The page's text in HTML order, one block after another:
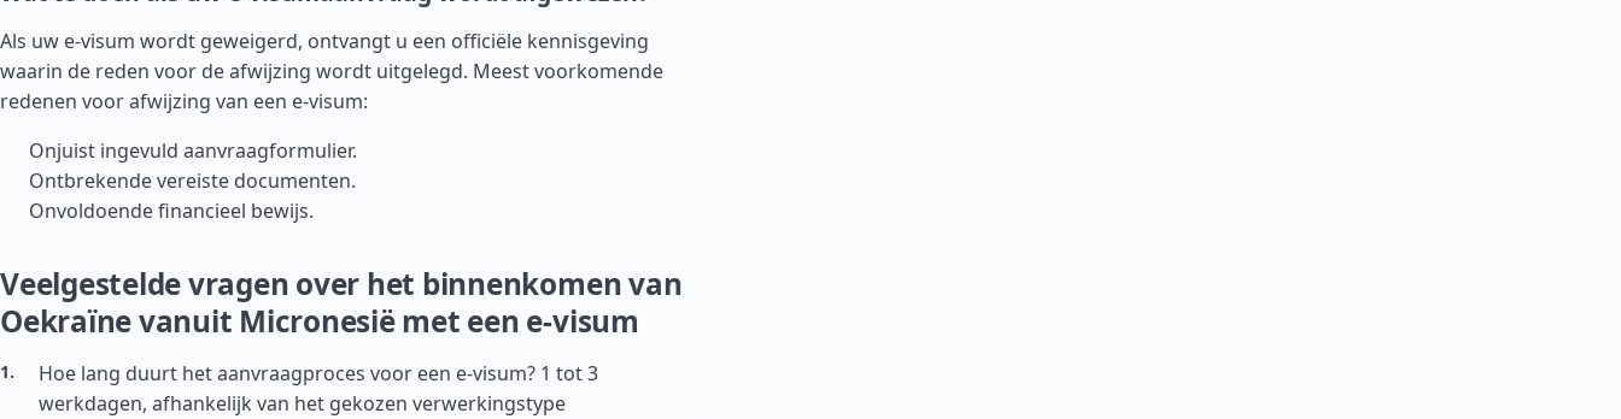
Als uw e-visum wordt geweigerd, ontvangt u een officiële kennisgeving
waarin de reden voor de afwijzing wordt uitgelegd. Meest voorkomende
redenen voor afwijzing van een e-visum:
Onjuist ingevuld aanvraagformulier.
Ontbrekende vereiste documenten.
Onvoldoende financieel bewijs.
Veelgestelde vragen over het binnenkomen van
Oekraïne vanuit Micronesië met een e-visum
Hoe lang duurt het aanvraagproces voor een e-visum? 1 tot 3
werkdagen, afhankelijk van het gekozen verwerkingstype